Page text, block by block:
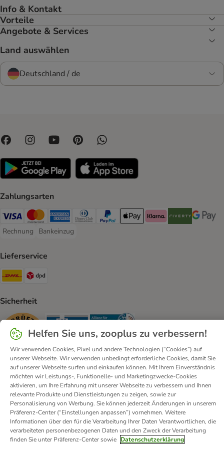
Info & Kontakt
Vorteile
Angebote & Services
Land auswählen
Deutschland / de
Zahlungsarten
Visa Payment Method
Mastercard Payment Method
American Express Payment Method
Diners Club Payment Method
PayPal Payment Method
Apple Pay Payment Method
Klarna Payment Method
Riverty Payment
Google
Rechnung
Rechnung Payment Method
Bankeinzug
Bankeinzug Payment Method
Lieferservice
DHL Shipping Method
Sicherheit
Security Security
Kontakt Versandkosten und Lieferzeit
Impressum
Allgemeine Geschäftsbedingungen
Digital Services Act
Vertrag widerrufen
Entsorgungs- und Umweltbestimmungen
Zahlungsarten
Über uns Partnerprogramme
Karriere
Erklärung zur Barrierefreiheit
Helfen Sie uns, zooplus zu verbessern!
Wir verwenden Cookies, Pixel und andere Technologien (“Cookies”) auf
unserer Webseite. Wir verwenden unbedingt erforderliche Cookies, damit Sie
auf unserer Webseite surfen und einkaufen können. Mit Ihrem Einverständnis
möchten wir Leistungs-, Funktionelle- und Marketingzwecke-Cookies
aktivieren, um Ihre Erfahrung mit unserer Webseite zu verbessern und Ihnen
relevante Produkte und Dienstleistungen zu zeigen, sowie zur
Personalisierung von Werbung. Sie können jederzeit Änderungen in unserem
Präferenz-Center (“Einstellungen anpassen”) vornehmen. Weitere
Informationen über den für die Verarbeitung Ihrer Daten Verantwortlichen, die
verarbeiteten personenbezogenen Daten und den Zweck der Verarbeitung
finden Sie unter Präferenz-Center sowie Datenschutzerklärung